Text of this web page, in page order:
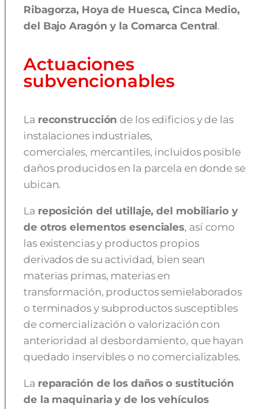
Ribagorza, Hoya de Huesca, Cinca Medio,
del Bajo Aragón y la Comarca Central.
Actuaciones
subvencionables
La reconstrucción de los edificios y de las
instalaciones industriales,
comerciales, mercantiles, incluidos posible
daños producidos en la parcela en donde se
ubican.
La reposición del utillaje, del mobiliario y
de otros elementos esenciales, así como
las existencias y productos propios
derivados de su actividad, bien sean
materias primas, materias en
transformación, productos semielaborados
o terminados y subproductos susceptibles
de comercialización o valorización con
anterioridad al desbordamiento, que hayan
quedado inservibles o no comercializables.
La reparación de los daños o sustitución
de la maquinaria y de los vehículos